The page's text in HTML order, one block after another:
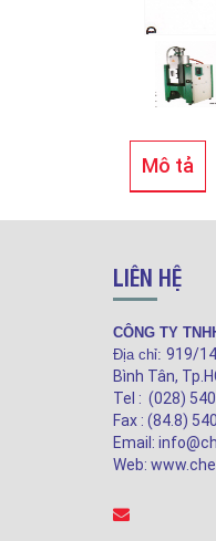
Mô tả
LIÊN HỆ
CÔNG TY
Địa chỉ: 919/
Bình Tân,
Tel : (028)
Fax : (84.8)
Email:
Web: